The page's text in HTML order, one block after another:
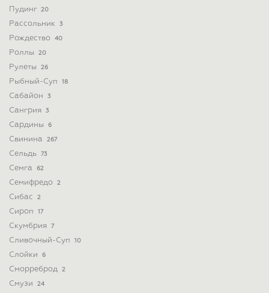
Пудинг 20
Рассольник 3
Рождество 40
Роллы 20
Рулеты 26
Рыбный-Суп 18
Сабайон 3
Сангрия 3
Сардины 6
Свинина 267
Сельдь 73
Семга 62
Семифредо 2
Сибас 2
Сироп 17
Скумбрия 7
Сливочный-Суп 10
Слойки 6
Сморреброд 2
Смузи 24